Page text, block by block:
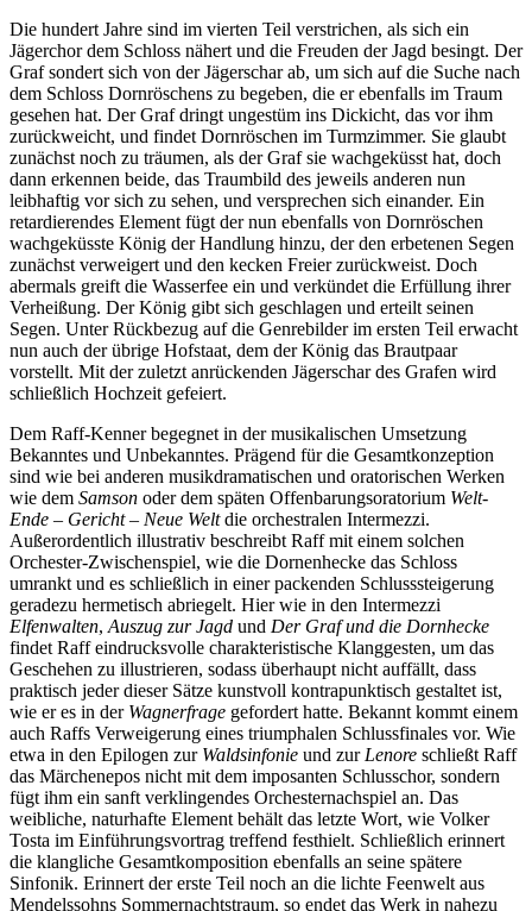
Die hundert Jahre sind im vierten Teil verstrichen, als sich ein
Jägerchor dem Schloss nähert und die Freuden der Jagd besingt. Der
Graf sondert sich von der Jägerschar ab, um sich auf die Suche nach
dem Schloss Dornröschens zu begeben, die er ebenfalls im Traum
gesehen hat. Der Graf dringt ungestüm ins Dickicht, das vor ihm
zurückweicht, und findet Dornröschen im Turmzimmer. Sie glaubt
zunächst noch zu träumen, als der Graf sie wachgeküsst hat, doch
dann erkennen beide, das Traumbild des jeweils anderen nun
leibhaftig vor sich zu sehen, und versprechen sich einander. Ein
retardierendes Element fügt der nun ebenfalls von Dornröschen
wachgeküsste König der Handlung hinzu, der den erbetenen Segen
zunächst verweigert und den kecken Freier zurückweist. Doch
abermals greift die Wasserfee ein und verkündet die Erfüllung ihrer
Verheißung. Der König gibt sich geschlagen und erteilt seinen
Segen. Unter Rückbezug auf die Genrebilder im ersten Teil erwacht
nun auch der übrige Hofstaat, dem der König das Brautpaar
vorstellt. Mit der zuletzt anrückenden Jägerschar des Grafen wird
schließlich Hochzeit gefeiert.
Dem Raff-Kenner begegnet in der musikalischen Umsetzung
Bekanntes und Unbekanntes. Prägend für die Gesamtkonzeption
sind wie bei anderen musikdramatischen und oratorischen Werken
wie dem Samson oder dem späten Offenbarungsoratorium Welt-
Ende – Gericht – Neue Weltdie orchestralen Intermezzi.
Außerordentlich illustrativ beschreibt Raff mit einem solchen
Orchester-Zwischenspiel, wie die Dornenhecke das Schloss
umrankt und es schließlich in einer packenden Schlusssteigerung
geradezu hermetisch abriegelt. Hier wie in den Intermezzi
Elfenwalten, Auszug zur Jagd und Der Graf und die Dornhecke
findet Raff eindrucksvolle charakteristische Klanggesten, um das
Geschehen zu illustrieren, sodass überhaupt nicht auffällt, dass
praktisch jeder dieser Sätze kunstvoll kontrapunktisch gestaltet ist,
wie er es in der Wagnerfrage gefordert hatte. Bekannt kommt einem
auch Raffs Verweigerung eines triumphalen Schlussfinales vor. Wie
etwa in den Epilogen zur Waldsinfonie und zur Lenore schließt Raff
das Märchenepos nicht mit dem imposanten Schlusschor, sondern
fügt ihm ein sanft verklingendes Orchesternachspiel an. Das
weibliche, naturhafte Element behält das letzte Wort, wie Volker
Tosta im Einführungsvortrag treffend festhielt. Schließlich erinnert
die klangliche Gesamtkomposition ebenfalls an seine spätere
Sinfonik. Erinnert der erste Teil noch an die lichte Feenwelt aus
Mendelssohns Sommernachtstraum, so endet das Werk in nahezu